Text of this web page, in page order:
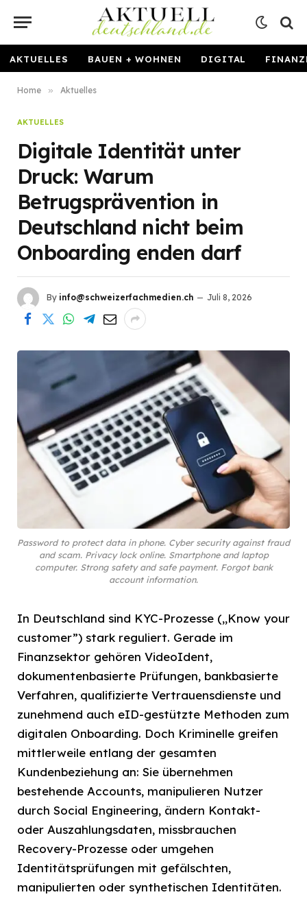
AKTUELLES BAUEN + WOHNEN DIGITAL
Home » Aktuelles
AKTUELLES
Digitale Identität unter
Druck: Warum
Betrugsprävention in
Deutschland nicht beim
Onboarding enden darf
By info@schweizerfachmedien.ch Juli 8, 2026
Password to protect data in phone. Cyber security against fraud
and scam. Privacy lock online. Smartphone and laptop
computer. Strong safety and safe payment. Forgot bank
account information.
In Deutschland sind KYC-Prozesse („Know your
customer”) stark reguliert. Gerade im
Finanzsektor gehören VideoIdent,
dokumentenbasierte Prüfungen, bankbasierte
Verfahren, qualifizierte Vertrauensdienste und
zunehmend auch eID-gestützte Methoden zum
digitalen Onboarding. Doch Kriminelle greifen
mittlerweile entlang der gesamten
Kundenbeziehung an: Sie übernehmen
bestehende Accounts, manipulieren Nutzer
durch Social Engineering, ändern Kontakt-
oder Auszahlungsdaten, missbrauchen
Recovery-Prozesse oder umgehen
Identitätsprüfungen mit gefälschten,
manipulierten oder synthetischen Identitäten.